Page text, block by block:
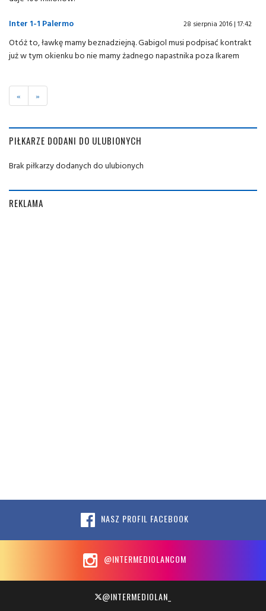
Inter 1-1 Palermo
28 sierpnia 2016 | 17:42
Otóż to, ławkę mamy beznadziejną. Gabigol musi podpisać kontrakt
już w tym okienku bo nie mamy żadnego napastnika poza Ikarem
« »
PIŁKARZE DODANI DO ULUBIONYCH
Brak piłkarzy dodanych do ulubionych
REKLAMA
NASZ PROFIL FACEBOOK
@INTERMEDIOLANCOM
@INTERMEDIOLAN_